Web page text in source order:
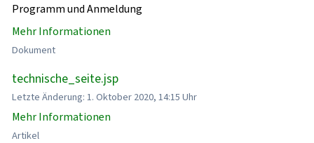
Programm und Anmeldung
Mehr Informationen
Dokument
technische_seite.jsp
Letzte Änderung: 1. Oktober 2020, 14:15 Uhr
Mehr Informationen
Artikel